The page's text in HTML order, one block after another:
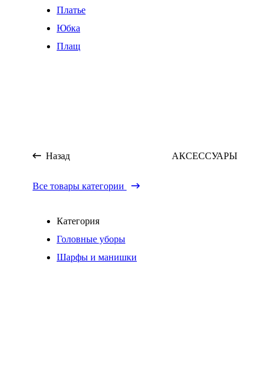
Платье
Юбка
Плащ
Назад АКСЕССУАРЫ
Все товары категории
Категория
Головные уборы
Шарфы и манишки